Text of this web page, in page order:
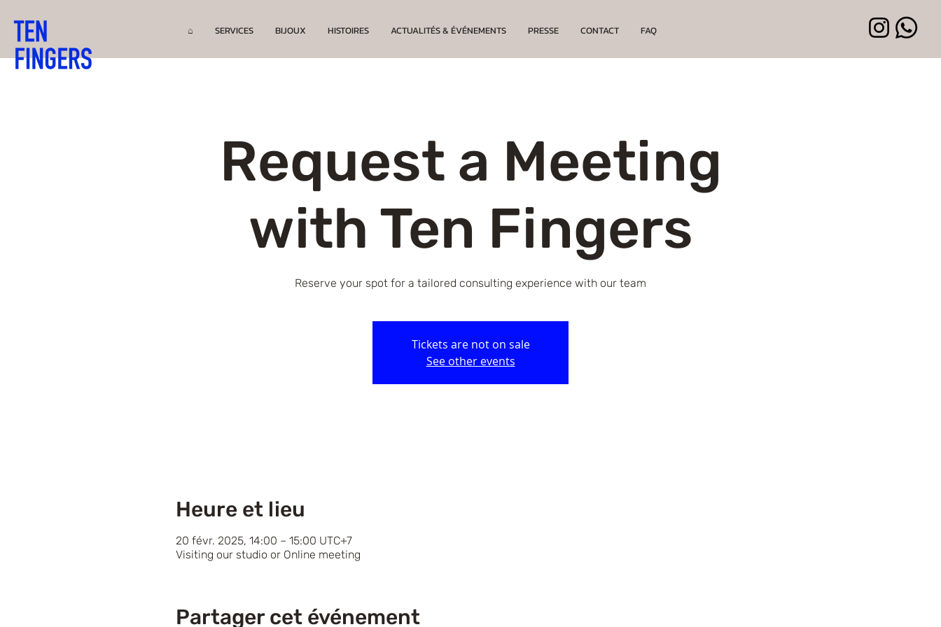
⌂ SERVICES BIJOUX HISTOIRES ACTUALITÉS & ÉVÉNEMENTS PRESSE CONTACT FAQ
Request a Meeting
with Ten Fingers
Reserve your spot for a tailored consulting experience with our team
Tickets are not on sale
See other events
Heure et lieu
20 févr. 2025, 14:00 – 15:00 UTC+7
Visiting our studio or Online meeting
Partager cet événement